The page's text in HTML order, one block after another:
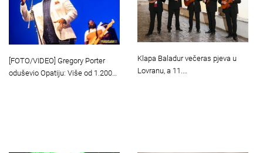
[FOTO/VIDEO] Gregory Porter
oduševio Opatiju: Više od 1.200…
Klapa Baladur večeras pjeva u
Lovranu, a 11.…